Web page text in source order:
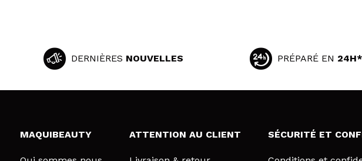
DERNIÈRES NOUVELLES PRÉPARÉ EN 24H*
MAQUIBEAUTY ATTENTION AU CLIENT SÉCURITÉ ET